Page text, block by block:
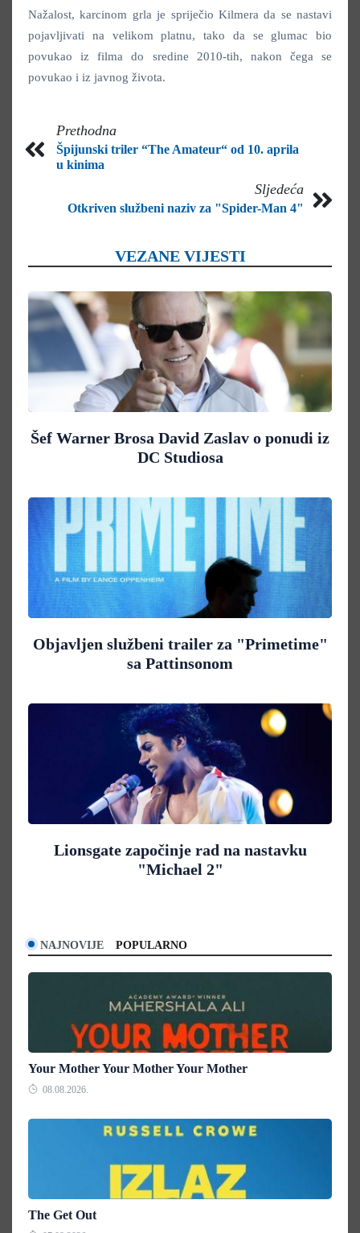
Nažalost, karcinom grla je spriječio Kilmera da se nastavi
pojavljivati na velikom platnu, tako da se glumac bio
povukao iz filma do sredine 2010-tih, nakon čega se
povukao i iz javnog života.
Prethodna
Špijunski triler “The Amateur“ od 10. aprila
u kinima
Sljedeća
Otkriven službeni naziv za "Spider-Man 4"
VEZANE VIJESTI
Šef Warner Brosa David Zaslav o ponudi iz
DC Studiosa
Objavljen službeni trailer za "Primetime"
sa Pattinsonom
Lionsgate započinje rad na nastavku
"Michael 2"
NAJNOVIJE POPULARNO
Your Mother Your Mother Your Mother
08.08.2026.
The Get Out